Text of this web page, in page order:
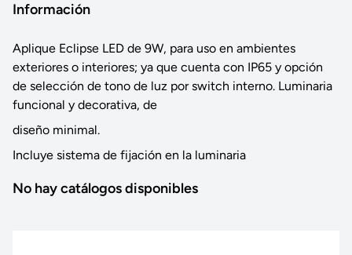
Información
Aplique Eclipse LED de 9W, para uso en ambientes
exteriores o interiores; ya que cuenta con IP65 y opción
de selección de tono de luz por switch interno. Luminaria
funcional y decorativa, de
diseño minimal.
Incluye sistema de fijación en la luminaria
No hay catálogos disponibles